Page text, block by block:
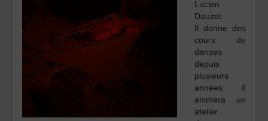
Lucien
Dauzet
Il donne des
cours de
danses
depuis
plusieurs
années. Il
animera un
atelier